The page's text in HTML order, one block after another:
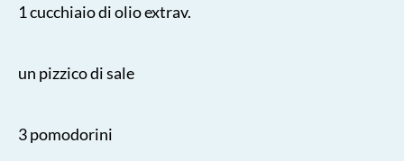
1 cucchiaio di olio extrav.
un pizzico di sale
3 pomodorini